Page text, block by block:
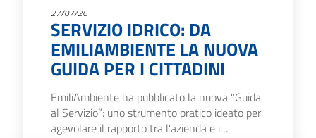
27/07/26
SERVIZIO IDRICO: DA
EMILIAMBIENTE LA NUOVA
GUIDA PER I CITTADINI
EmiliAmbiente ha pubblicato la nuova "Guida
al Servizio”: uno strumento pratico ideato per
agevolare il rapporto tra l'azienda e i…